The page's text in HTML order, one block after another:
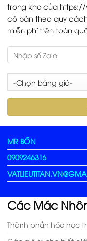
trong kho của
có bán theo quy
miễn phí trên toàn
MR BỐN
0909246316
Các Mác
Thành phần hóa học